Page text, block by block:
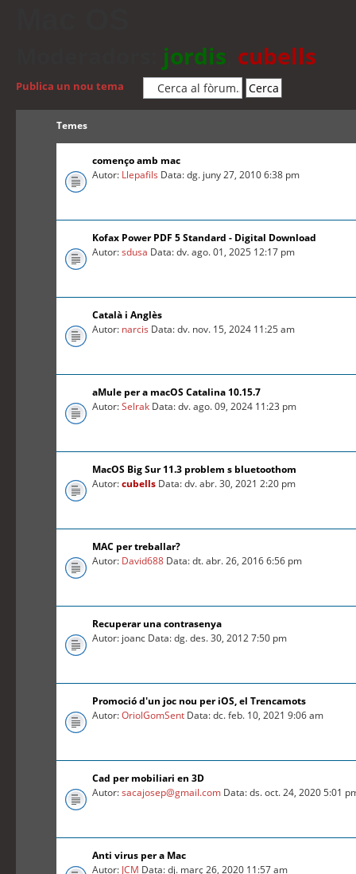
jordis cubells
Publica un nou tema
Temes
començo amb mac
Autor: Llepafils Data: dg. juny 27, 2010 6:38 pm
Kofax Power PDF 5 Standard - Digital Download
Autor:sdusa Data: dv. ago. 01, 2025 12:17 pm
Català i Anglès
Autor: narcis Data: dv. nov. 15, 2024 11:25 am
aMule per a macOS Catalina 10.15.7
Autor:Selrak Data: dv. ago. 09, 2024 11:23 pm
MacOS Big Sur 11.3 problem s bluetoothom
Autor:cubells Data: dv. abr. 30, 2021 2:20 pm
MAC per treballar?
Autor: David688 Data: dt. abr. 26, 2016 6:56 pm
Recuperar una contrasenya
Autor: joanc Data: dg. des. 30, 2012 7:50 pm
Promoció d'un joc nou per iOS, el Trencamots
Autor:OriolGomSent Data: dc. feb. 10, 2021 9:06 am
Cad per mobiliari en 3D
Autor:sacajosep@gmail.com Data: ds. oct. 24, 2020 5:01
Anti virus per a Mac
Autor: JCM Data: dj. març 26, 2020 11:57 am